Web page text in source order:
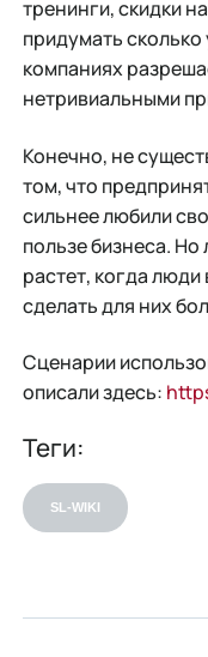
тренинги, скидки
придумать
компаниях
нетривиальными
Конечно, не
том, что
сильнее любили
пользе бизнеса.
растет, когда люди
сделать для них
Сценарии
описали здесь:
Теги:
SL-WIKI